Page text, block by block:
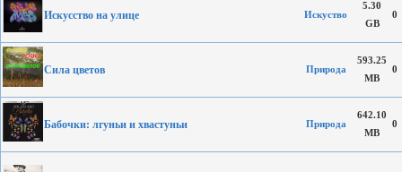
Искусство на улице Искуство
5.30
GB
0
Сила цветов Природа
593.25
MB
0
Бабочки: лгуньи и хвастуньи Природа
642.10
MB
0